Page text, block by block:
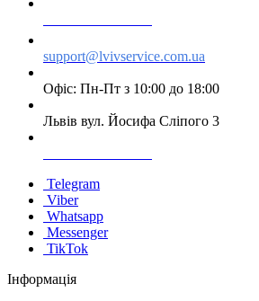
support@lvivservice.com.ua
Офіс: Пн-Пт з 10:00 до 18:00
Львів вул. Йосифа Сліпого 3
Telegram
Viber
Whatsapp
Messenger
TikTok
Інформація